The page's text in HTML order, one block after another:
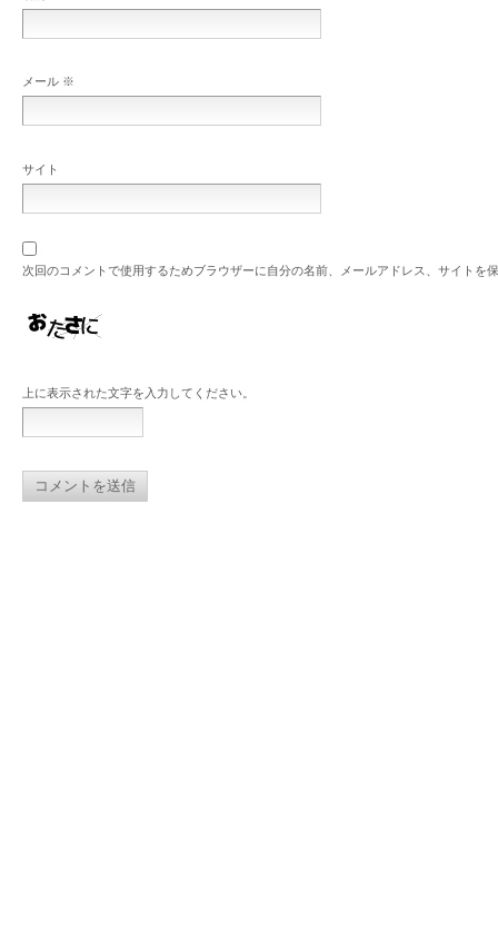
メール ※
サイト
次回のコメントで使用するためブラウザーに自分の名前、メールアドレス、サイトを
上に表示された文字を入力してください。